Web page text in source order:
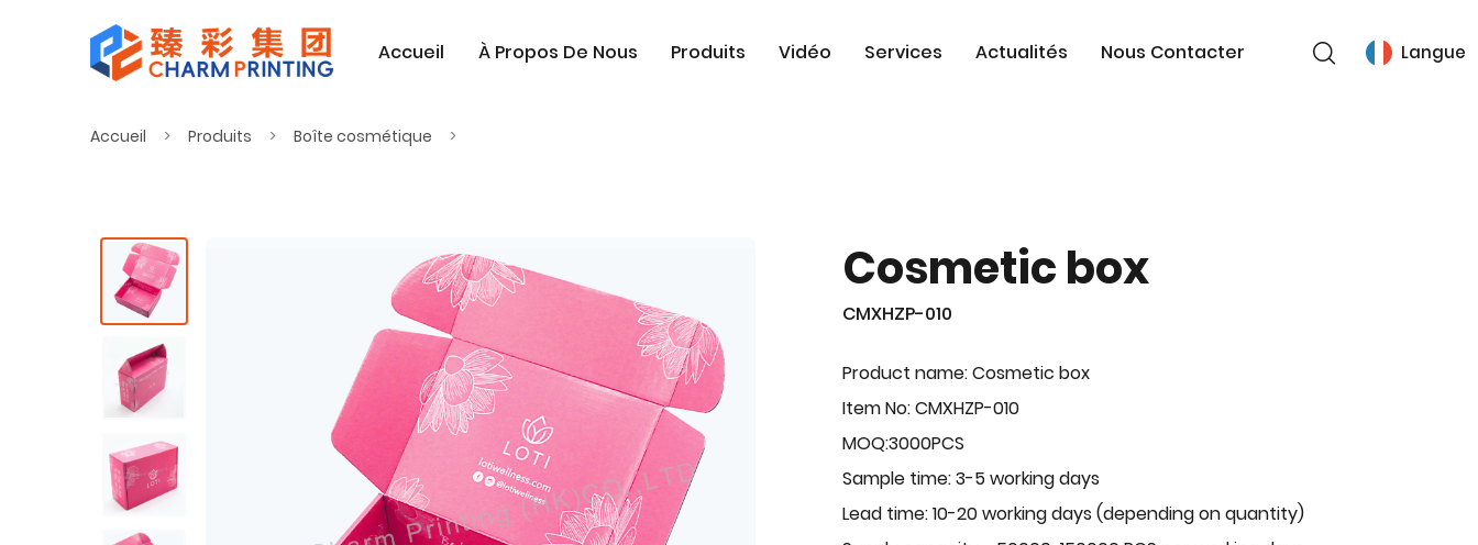
Accueil À Propos De Nous Produits Vidéo Services Actualités Nous Contacter Langue
Accueil Produits Boîte cosmétique
Cosmetic box
CMXHZP-010
Product name: Cosmetic box
Item No: CMXHZP-010
MOQ:3000PCS
Sample time: 3-5 working days
Lead time: 10-20 working days (depending on quantity)